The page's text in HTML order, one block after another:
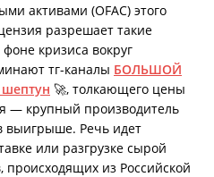
активами (OFAC) этого
разрешает такие
кризиса вокруг
тг-каналы БОЛЬШОЙ
🚀, толкающего цены
— крупный производитель
выигрыше. Речь идет
или разгрузке сырой
происходящих из Российской